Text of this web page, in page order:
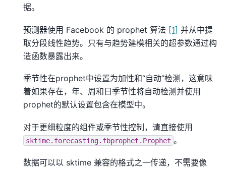
据。
预测器使用 Facebook 的 prophet 算法 [1] 并从中提
取分段线性趋势。只有与趋势建模相关的超参数通过构
造函数暴露出来。
季节性在prophet中设置为加性和“自动”检测，这意味
着如果存在，年、周和日季节性将自动检测并使用
prophet的默认设置包含在模型中。
对于更细粒度的组件或季节性控制，请直接使用
sktime.forecasting.fbprophet.Prophet 。
数据可以以 sktime 兼容的格式之一传递，不需要像